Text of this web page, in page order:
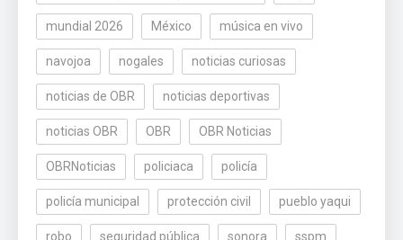
mundial 2026 México música en vivo
navojoa nogales noticias curiosas
noticias de OBR noticias deportivas
noticias OBR OBR OBR Noticias
OBRNoticias policiaca policía
policía municipal protección civil pueblo yaqui
robo seguridad pública sonora sspm